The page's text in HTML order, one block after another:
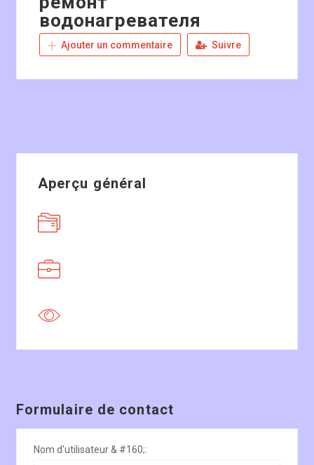
водонагревателя
Ajouter un commentaire Suivre
Aperçu général
Formulaire de contact
Nom d'utilisateur & #160;: